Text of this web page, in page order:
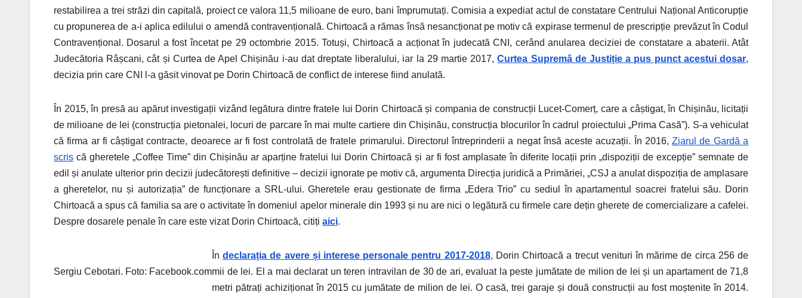
restabilirea a trei străzi din capitală, proiect ce valora 11,5 milioane de euro, bani împrumutați. Comisia a expediat actul de constatare Centrului Național Anticorupție
cu propunerea de a-i aplica edilului o amendă contravențională. Chirtoacă a rămas însă nesancționat pe motiv că expirase termenul de prescripție prevăzut în Codul
Contravențional. Dosarul a fost încetat pe 29 octombrie 2015. Totuși, Chirtoacă a acționat în judecată CNI, cerând anularea deciziei de constatare a abaterii. Atât
Judecătoria Râșcani, cât și Curtea de Apel Chișinău i-au dat dreptate liberalului, iar la 29 martie 2017,Curtea Supremă de Justiție a pus punct acestui dosar,
decizia prin care CNI l-a găsit vinovat pe Dorin Chirtoacă de conflict de interese fiind anulată.
În 2015, în presă au apărut investigații vizând legătura dintre fratele lui Dorin Chirtoacă și compania de construcții Lucet-Comerț, care a câștigat, în Chișinău, licitații
de milioane de lei (construcția pietonalei, locuri de parcare în mai multe cartiere din Chișinău, construcția blocurilor în cadrul proiectului „Prima Casă”). S-a vehiculat
că firma ar fi câștigat contracte, deoarece ar fi fost controlată de fratele primarului. Directorul întreprinderii a negat însă aceste acuzații. În 2016,Ziarul de Gardă a
scris că gheretele „Coffee Time” din Chișinău ar aparține fratelui lui Dorin Chirtoacă și ar fi fost amplasate în diferite locații prin „dispoziții de excepție” semnate de
edil și anulate ulterior prin decizii judecătorești definitive – decizii ignorate pe motiv că, argumenta Direcția juridică a Primăriei, „CSJ a anulat dispoziția de amplasare
a gheretelor, nu și autorizația” de funcționare a SRL-ului. Gheretele erau gestionate de firma „Edera Trio” cu sediul în apartamentul soacrei fratelui său. Dorin
Chirtoacă a spus că familia sa are o activitate în domeniul apelor minerale din 1993 și nu are nici o legătură cu firmele care dețin gherete de comercializare a cafelei.
Despre dosarele penale în care este vizat Dorin Chirtoacă, citiți aici.
Sergiu Cebotari. Foto: Facebook.com
Îndeclarația de avere și interese personale pentru 2017-2018, Dorin Chirtoacă a trecut venituri în mărime de circa 256 de
mii de lei. El a mai declarat un teren intravilan de 30 de ari, evaluat la peste jumătate de milion de lei și un apartament de 71,8
metri pătrați achiziționat în 2015 cu jumătate de milion de lei. O casă, trei garaje și două construcții au fost moștenite în 2014.